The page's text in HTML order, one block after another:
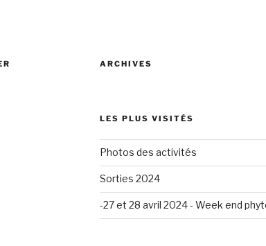
ARCHIVES
LES PLUS VISITÉS
Photos des activités
Sorties 2024
-27 et 28 avril 2024 - Week end